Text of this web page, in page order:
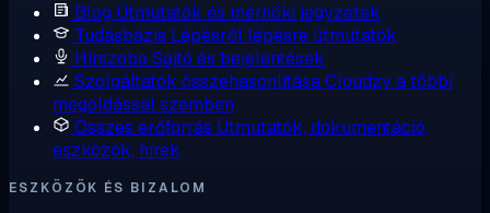
Blog Útmutatók és mérnöki jegyzetek
Tudásbázis Lépésről lépésre útmutatók
HírszobaSajtó és bejelentések
Szolgáltatók összehasonlításaCloudzy a többi
megoldással szemben
Összes erőforrás Útmutatók, dokumentáció,
eszközök, hírek
ESZKÖZÖK ÉS BIZALOM